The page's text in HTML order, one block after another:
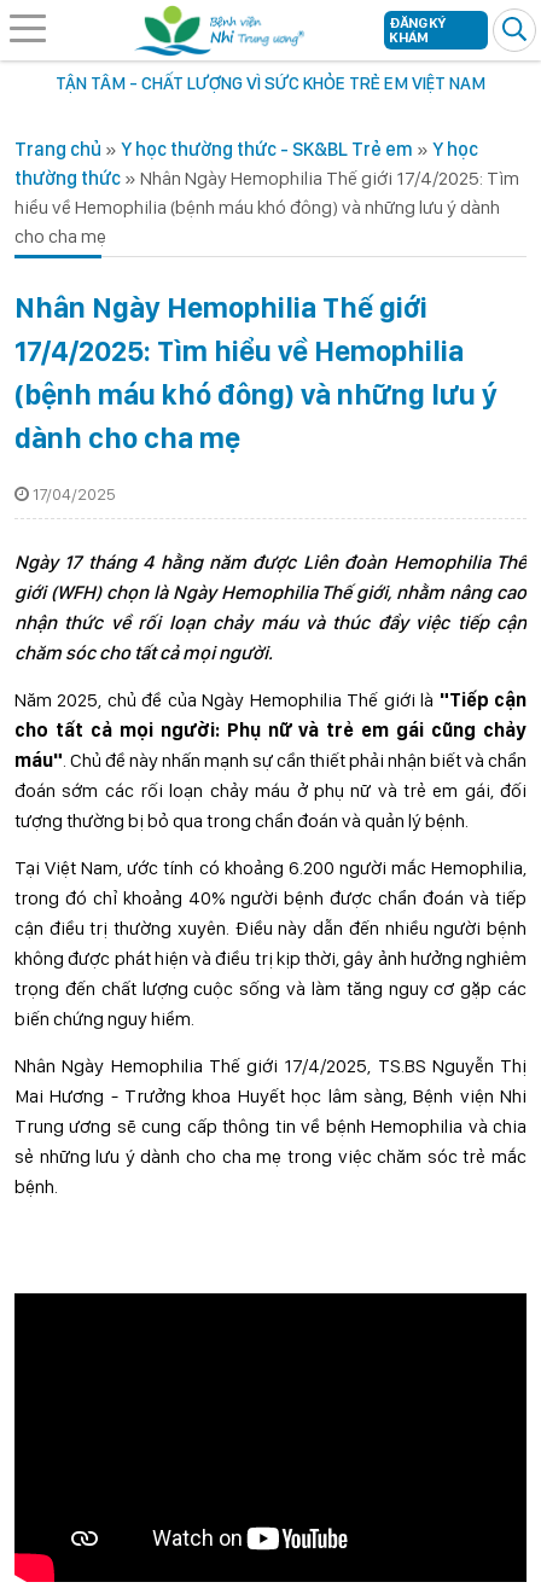
TẬN TÂM - CHẤT LƯỢNG VÌ SỨC KHỎE TRẺ EM VIỆT NAM
ĐĂNG KÝ
KHÁM
Trang chủ » Y học thường thức - SK&BL Trẻ em » Y học
thường thức » Nhân Ngày Hemophilia Thế giới 17/4/2025: Tìm
hiểu về Hemophilia (bệnh máu khó đông) và những lưu ý dành
cho cha mẹ
Nhân Ngày Hemophilia Thế giới
17/4/2025: Tìm hiểu về Hemophilia
(bệnh máu khó đông) và những lưu ý
dành cho cha mẹ
17/04/2025
Ngày 17 tháng 4 hằng năm được Liên đoàn Hemophilia Thế
giới (WFH) chọn là Ngày Hemophilia Thế giới, nhằm nâng cao
nhận thức về rối loạn chảy máu và thúc đẩy việc tiếp cận
chăm sóc cho tất cả mọi người.
Năm 2025, chủ đề của Ngày Hemophilia Thế giới là "Tiếp cận
cho tất cả mọi người: Phụ nữ và trẻ em gái cũng chảy
máu". Chủ đề này nhấn mạnh sự cần thiết phải nhận biết và chẩn
đoán sớm các rối loạn chảy máu ở phụ nữ và trẻ em gái, đối
tượng thường bị bỏ qua trong chẩn đoán và quản lý bệnh.​
Tại Việt Nam, ước tính có khoảng 6.200 người mắc Hemophilia,
trong đó chỉ khoảng 40% người bệnh được chẩn đoán và tiếp
cận điều trị thường xuyên. Điều này dẫn đến nhiều người bệnh
không được phát hiện và điều trị kịp thời, gây ảnh hưởng nghiêm
trọng đến chất lượng cuộc sống và làm tăng nguy cơ gặp các
biến chứng nguy hiểm.
Nhân Ngày Hemophilia Thế giới 17/4/2025, TS.BS Nguyễn Thị
Mai Hương - Trưởng khoa Huyết học lâm sàng, Bệnh viện Nhi
Trung ương sẽ cung cấp thông tin về bệnh Hemophilia và chia
sẻ những lưu ý dành cho cha mẹ trong việc chăm sóc trẻ mắc
bệnh.